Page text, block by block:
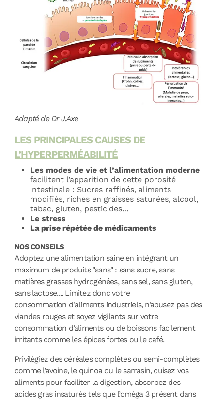
Adapté de Dr J.Axe
LES PRINCIPALES CAUSES DE
L’HYPERPERMÉABILITÉ
Les modes de vie et l’alimentation moderne
facilitent l’apparition de cette porosité
intestinale : Sucres raffinés, aliments
modifiés, riches en graisses saturées, alcool,
tabac, gluten, pesticides…
Le stress
La prise répétée de médicaments
NOS CONSEILS
Adoptez une alimentation saine en intégrant un
maximum de produits "sans" : sans sucre, sans
matières grasses hydrogénées, sans sel, sans gluten,
sans lactose.... Limitez donc votre
consommation d'aliments industriels, n’abusez pas des
viandes rouges et soyez vigilants sur votre
consommation d’aliments ou de boissons facilement
irritants comme les épices fortes ou le café.
Privilégiez des céréales complètes ou semi-complètes
comme l’avoine, le quinoa ou le sarrasin, cuisez vos
aliments pour faciliter la digestion, absorbez des
acides gras insaturés tels que l’oméga 3 présent dans